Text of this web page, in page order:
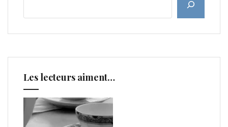
Les lecteurs aiment…